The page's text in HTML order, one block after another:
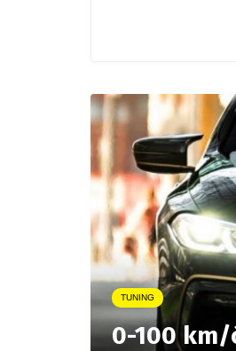
TUNING
0-100